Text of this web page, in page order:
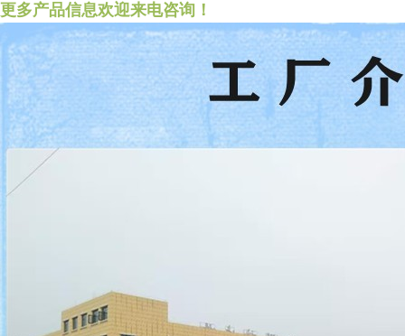
更多产品信息欢迎来电咨询！